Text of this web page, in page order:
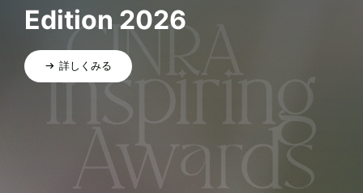
Edition 2026
詳しくみる